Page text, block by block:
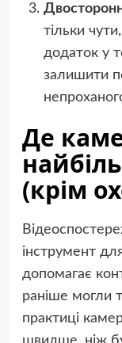
тільки
додаток у
залишити
Де
(крім
інструмент
допомагає
раніше могли
практиці